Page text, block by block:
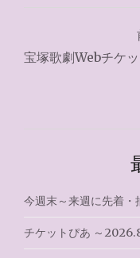
稿
シ
ョ
宝塚歌劇Webチケ
今週末～来週に先着・
チケットぴあ ～